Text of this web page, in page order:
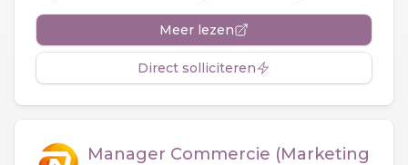
Meer lezen
Direct solliciteren
Manager Commercie (Marketing